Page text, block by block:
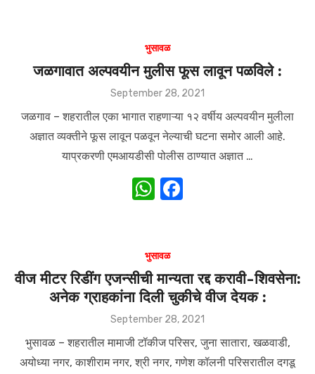
s
A
p
p
b
o
o
k
भुसावळ
जळगावात अल्पवयीन मुलीस फूस लावून पळविले :
Posted
September 28, 2021
जळगाव – शहरातील एका भागात राहणाऱ्या १२ वर्षीय अल्पवयीन मुलीला
अज्ञात व्यक्तीने फूस लावून पळवून नेल्याची घटना समोर आली आहे.
याप्रकरणी एमआयडीसी पोलीस ठाण्यात अज्ञात …
W
s
A
p
p
b
o
o
k
भुसावळ
वीज मीटर रिडींग एजन्सीची मान्यता रद्द करावी-शिवसेना:
अनेक ग्राहकांना दिली चुकीचे वीज देयक :
Posted
September 28, 2021
भुसावळ – शहरातील मामाजी टॉकीज परिसर, जुना सातारा, खळवाडी,
अयोध्या नगर, काशीराम नगर, श्री नगर, गणेश कॉलनी परिसरातील दगडू